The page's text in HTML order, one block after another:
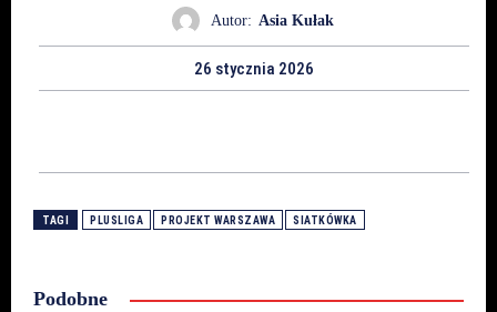
Autor: Asia Kułak
26 stycznia 2026
TAGI PLUSLIGA PROJEKT WARSZAWA SIATKÓWKA
Podobne